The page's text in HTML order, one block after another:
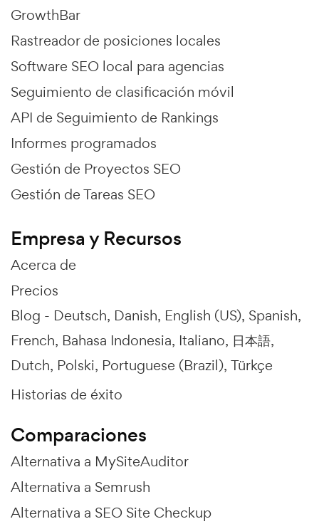
GrowthBar
Rastreador de posiciones locales
Software SEO local para agencias
Seguimiento de clasificación móvil
API de Seguimiento de Rankings
Informes programados
Gestión de Proyectos SEO
Gestión de Tareas SEO
Empresa y Recursos
Acerca de
Precios
Blog - Deutsch Danish English (US) Spanish
French Bahasa Indonesia Italiano 日本語
Dutch Polski Portuguese (Brazil) Türkçe
Historias de éxito
Comparaciones
Alternativa a MySiteAuditor
Alternativa a Semrush
Alternativa a SEO Site Checkup